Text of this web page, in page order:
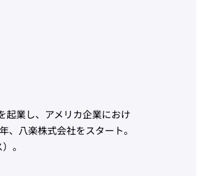
起業し、アメリカ企業におけ
八楽株式会社をスタート。
。